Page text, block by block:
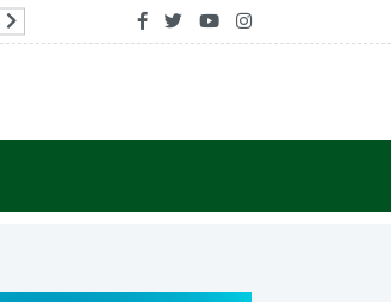
Şanlıurfa’da 14 yıldır aranan hükümlü yakalandı